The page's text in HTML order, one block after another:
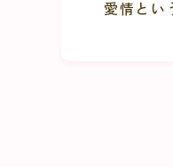
愛情とい